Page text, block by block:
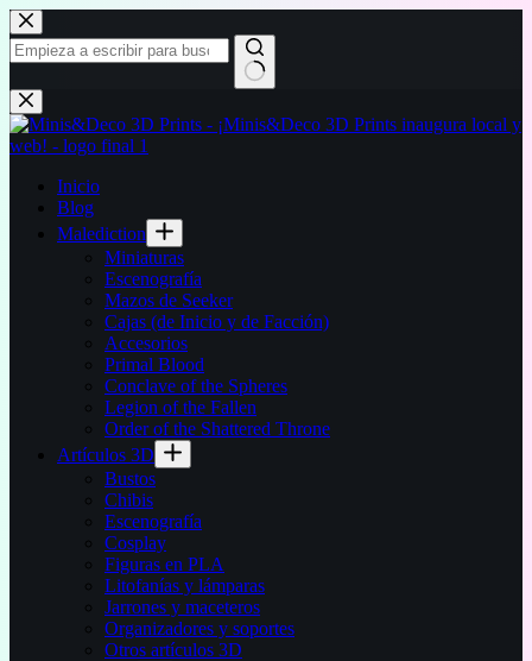
Saltar
al
contenido
Sin
resultados
Inicio
Blog
Malediction
Miniaturas
Escenografía
Mazos de Seeker
Cajas (de Inicio y de Facción)
Accesorios
Primal Blood
Conclave of the Spheres
Legion of the Fallen
Order of the Shattered Throne
Artículos 3D
Bustos
Chibis
Escenografía
Cosplay
Figuras en PLA
Litofanías y lámparas
Jarrones y maceteros
Organizadores y soportes
Otros artículos 3D